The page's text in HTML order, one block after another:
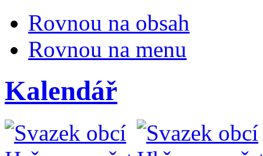
Rovnou na obsah
Rovnou na menu
Kalendář